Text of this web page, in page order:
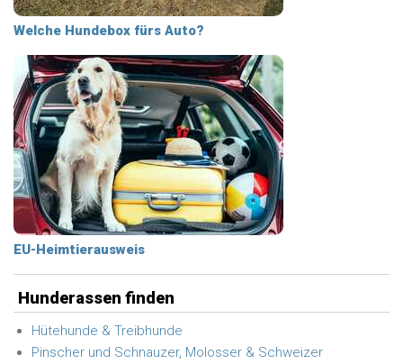
Welche Hundebox fürs Auto?
EU-Heimtierausweis
Hunderassen finden
Hütehunde & Treibhunde
Pinscher und Schnauzer, Molosser & Schweizer